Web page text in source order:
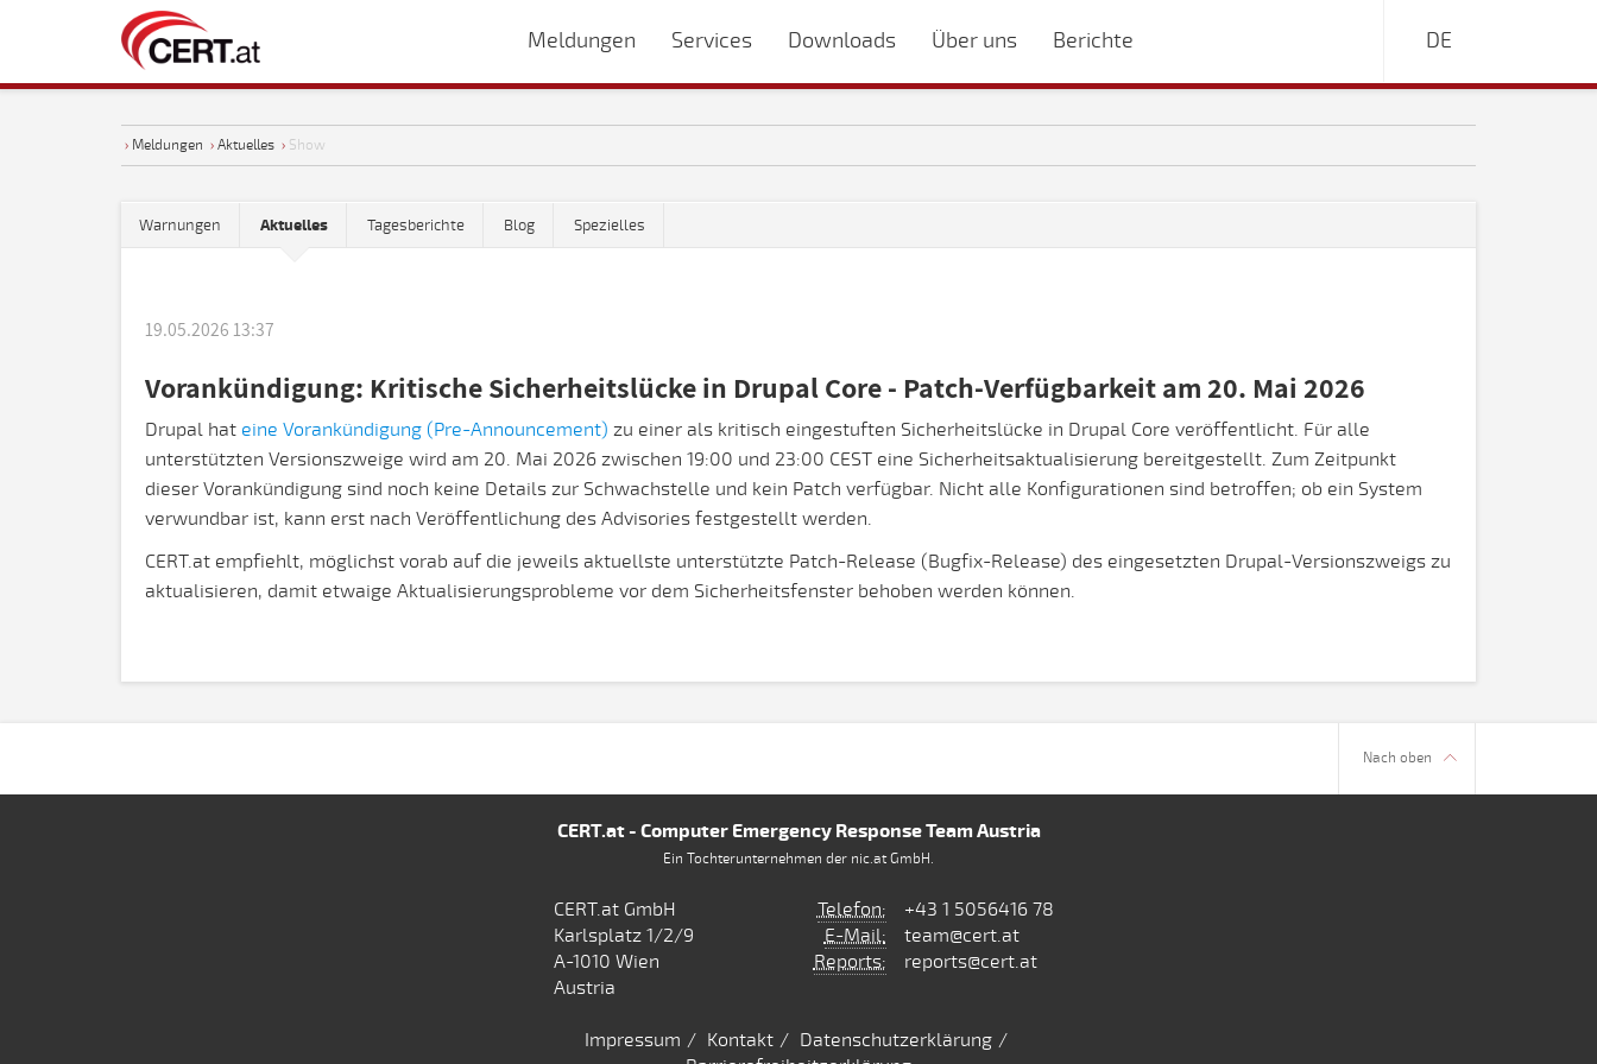
Meldungen Services Downloads Über uns Berichte DE
› Meldungen › Aktuelles › Show
Warnungen Aktuelles Tagesberichte Blog Spezielles
19.05.2026 13:37
Vorankündigung: Kritische Sicherheitslücke in Drupal Core - Patch-Verfügbarkeit am 20. Mai 2026
Drupal hat eine Vorankündigung (Pre-Announcement) zu einer als kritisch eingestuften Sicherheitslücke in Drupal Core veröffentlicht. Für alle
unterstützten Versionszweige wird am 20. Mai 2026 zwischen 19:00 und 23:00 CEST eine Sicherheitsaktualisierung bereitgestellt. Zum Zeitpunkt
dieser Vorankündigung sind noch keine Details zur Schwachstelle und kein Patch verfügbar. Nicht alle Konfigurationen sind betroffen; ob ein System
verwundbar ist, kann erst nach Veröffentlichung des Advisories festgestellt werden.
CERT.at empfiehlt, möglichst vorab auf die jeweils aktuellste unterstützte Patch-Release (Bugfix-Release) des eingesetzten Drupal-Versionszweigs zu
aktualisieren, damit etwaige Aktualisierungsprobleme vor dem Sicherheitsfenster behoben werden können.
Nach oben
CERT.at - Computer Emergency Response Team Austria
Ein Tochterunternehmen der nic.at GmbH.
CERT.at GmbH
Karlsplatz 1/2/9
A-1010 Wien
Austria
Telefon:
+43 1 5056416 78
E-Mail:
team@cert.at
Reports:
reports@cert.at
Impressum Kontakt
Datenschutzerklärung